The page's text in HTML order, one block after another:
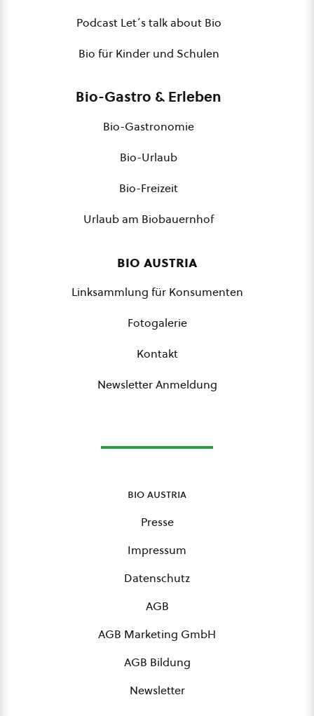
Podcast Let´s talk about Bio
Bio für Kinder und Schulen
Bio-Gastro & Erleben
Bio-Gastronomie
Bio-Urlaub
Bio-Freizeit
Urlaub am Biobauernhof
bio austria
Linksammlung für Konsumenten
Fotogalerie
Kontakt
Newsletter Anmeldung
bio austria
Presse
Impressum
Datenschutz
AGB
AGB Marketing GmbH
AGB Bildung
Newsletter